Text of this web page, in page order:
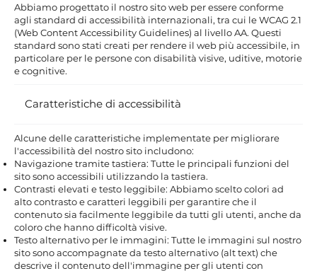
Abbiamo progettato il nostro sito web per essere conforme
agli standard di accessibilità internazionali, tra cui le WCAG 2.1
(Web Content Accessibility Guidelines) al livello AA. Questi
standard sono stati creati per rendere il web più accessibile, in
particolare per le persone con disabilità visive, uditive, motorie
e cognitive.
Caratteristiche di accessibilità
Alcune delle caratteristiche implementate per migliorare
l'accessibilità del nostro sito includono:
Navigazione tramite tastiera: Tutte le principali funzioni del
sito sono accessibili utilizzando la tastiera.
Contrasti elevati e testo leggibile: Abbiamo scelto colori ad
alto contrasto e caratteri leggibili per garantire che il
contenuto sia facilmente leggibile da tutti gli utenti, anche da
coloro che hanno difficoltà visive.
Testo alternativo per le immagini: Tutte le immagini sul nostro
sito sono accompagnate da testo alternativo (alt text) che
descrive il contenuto dell'immagine per gli utenti con